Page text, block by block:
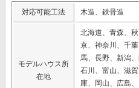
対応可能工法 木造、鉄骨造
モデルハウス所
在地
北海道、青森、
京、神奈川、千
馬、長野、新潟
石川、富山、滋
庫、岡山、広島